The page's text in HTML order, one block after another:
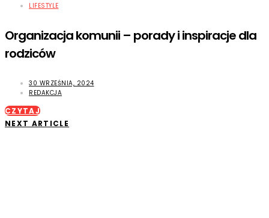
LIFESTYLE
Organizacja komunii – porady i inspiracje dla
rodziców
30 WRZEŚNIA, 2024
REDAKCJA
CZYTAJ
NEXT ARTICLE